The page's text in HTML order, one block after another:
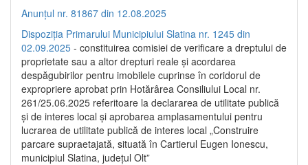
Anunțul nr. 81867 din 12.08.2025
Dispoziția Primarului Municipiului Slatina nr. 1245 din
02.09.2025 - constituirea comisiei de verificare a dreptului de
proprietate sau a altor drepturi reale și acordarea
despăgubirilor pentru imobilele cuprinse în coridorul de
expropriere aprobat prin Hotărârea Consiliului Local nr.
261/25.06.2025 referitoare la declararea de utilitate publică
și de interes local și aprobarea amplasamentului pentru
lucrarea de utilitate publică de interes local „Construire
parcare supraetajată, situată în Cartierul Eugen Ionescu,
municipiul Slatina, județul Olt”